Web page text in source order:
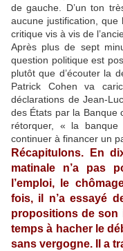
de gauche. D’un ton
aucune justification,
critique vis à vis de
Après plus de sept
question politique est
plutôt que d’écouter la
Patrick Cohen va
déclarations de Jean-
des États par la Banque
rétorquer, « la
continuer à financer un
Récapitulons. En
matinale n’a pas
l’emploi, le
fois, il n’a essayé
propositions de son
temps à hacher le
sans vergogne. Il a